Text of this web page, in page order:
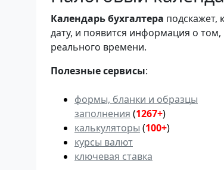
Календарьбухгалтера подскажет,
дату, и появится информация о
реального времени.
Полезные сервисы:
формы, бланки и образцы
заполнения (1267+)
калькуляторы (100+)
курсы валют
ключевая ставка